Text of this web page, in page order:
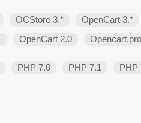
OCStore 3.* OpenCart 3.*
OpenCart 2.0
PHP 7.0 PHP 7.1 PHP